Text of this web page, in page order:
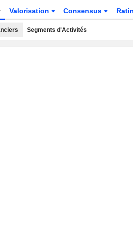
Valorisation Consensus
Segments d'Activités